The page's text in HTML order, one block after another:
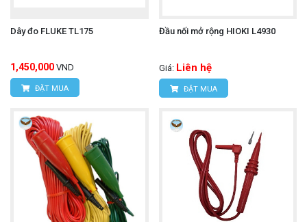
Dây đo FLUKE TL175
1,450,000 VND
ĐẶT MUA
Đầu nối mở rộng HIOKI L4930
Giá: Liên hệ
ĐẶT MUA